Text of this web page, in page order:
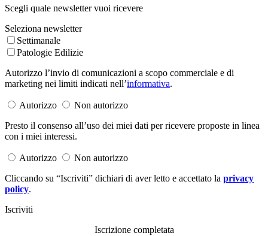
Scegli quale newsletter vuoi ricevere
Seleziona newsletter
Settimanale
Patologie Edilizie
Autorizzo l’invio di comunicazioni a scopo commerciale e di
marketing nei limiti indicati nell’informativa.
Autorizzo
Non autorizzo
Presto il consenso all’uso dei miei dati per ricevere proposte in linea
con i miei interessi.
Autorizzo
Non autorizzo
Cliccando su “Iscriviti” dichiari di aver letto e accettato la privacy
policy.
Iscriviti
Iscrizione completata